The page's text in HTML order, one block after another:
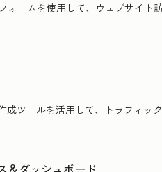
ォームを使用して、ウェブサイト
ツールを活用して、トラフィッ
＆ダッシュボード